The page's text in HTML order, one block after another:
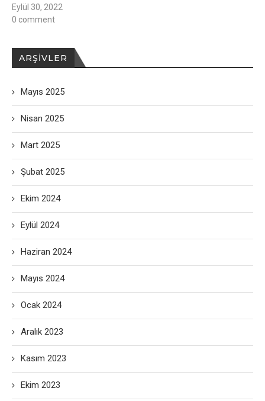
Eylül 30, 2022
0 comment
ARŞIVLER
Mayıs 2025
Nisan 2025
Mart 2025
Şubat 2025
Ekim 2024
Eylül 2024
Haziran 2024
Mayıs 2024
Ocak 2024
Aralık 2023
Kasım 2023
Ekim 2023